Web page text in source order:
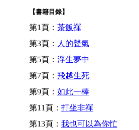
【書籍目錄】
第1頁： 茶飯禪
第3頁： 人的聲氣
第5頁： 浮生夢中
第7頁： 飛越生死
第9頁： 如此一棒
第11頁： 打坐非禪
第13頁： 我也可以為你忙